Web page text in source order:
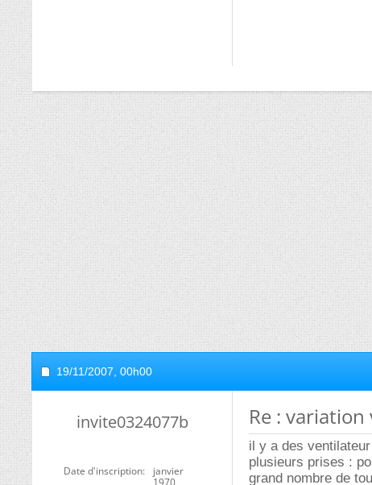
19/11/2007, 00h00
invite0324077b
Date d'inscription
janvier
1970
Re :
il y a des
plusieurs prises :
grand nombre de